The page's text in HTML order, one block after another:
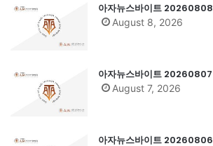
아자뉴스바이트 20260808
August 8, 2026
아자뉴스바이트 20260807
August 7, 2026
아자뉴스바이트 20260806